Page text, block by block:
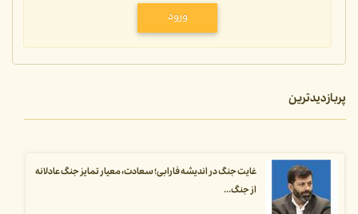
ورود
پربازدیدترین
غایت جنگ در اندیشه فارابی؛ سعادت، معیار تمایز جنگ عادلانه
از جنگ...